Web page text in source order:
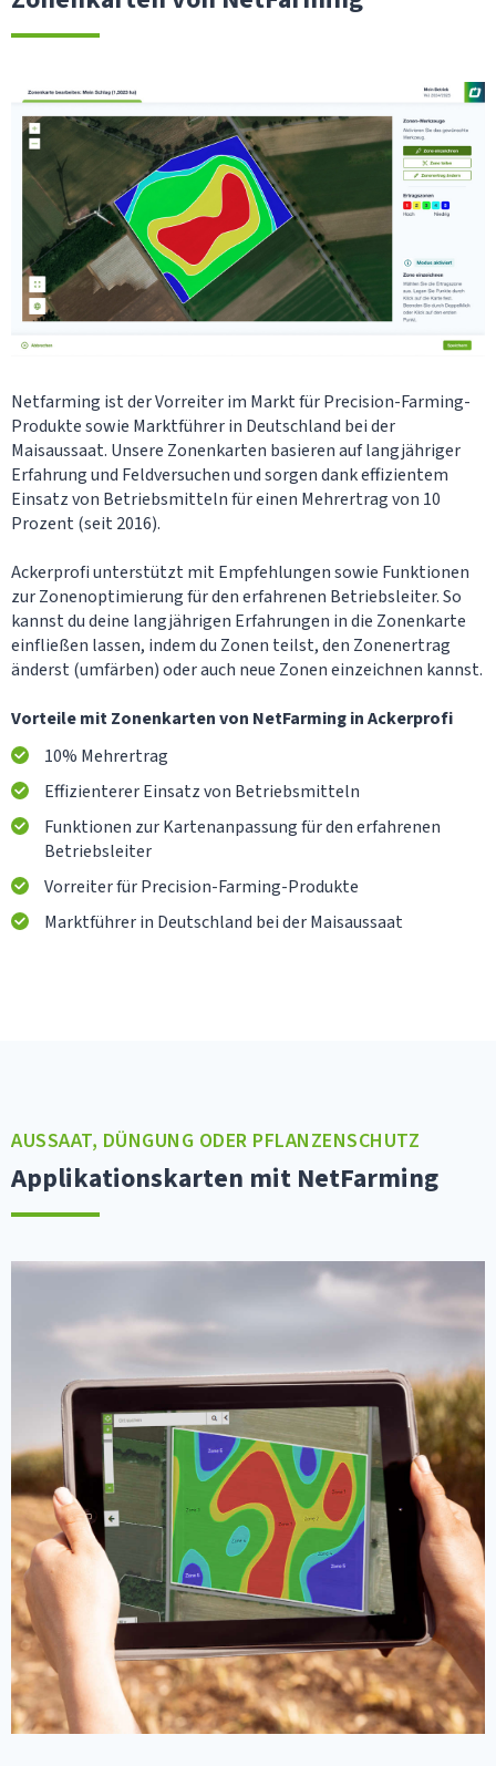
Netfarming ist der Vorreiter im Markt für Precision-Farming-
Produkte sowie Marktführer in Deutschland bei der
Maisaussaat. Unsere Zonenkarten basieren auf langjähriger
Erfahrung und Feldversuchen und sorgen dank effizientem
Einsatz von Betriebsmitteln für einen Mehrertrag von 10
Prozent (seit 2016).
Ackerprofi unterstützt mit Empfehlungen sowie Funktionen
zur Zonenoptimierung für den erfahrenen Betriebsleiter. So
kannst du deine langjährigen Erfahrungen in die Zonenkarte
einfließen lassen, indem du Zonen teilst, den Zonenertrag
änderst (umfärben) oder auch neue Zonen einzeichnen kannst.
Vorteile mit Zonenkarten von NetFarming in Ackerprofi
10% Mehrertrag
Effizienterer Einsatz von Betriebsmitteln
Funktionen zur Kartenanpassung für den erfahrenen
Betriebsleiter
Vorreiter für Precision-Farming-Produkte
Marktführer in Deutschland bei der Maisaussaat
AUSSAAT, DÜNGUNG ODER PFLANZENSCHUTZ
Applikationskarten mit NetFarming